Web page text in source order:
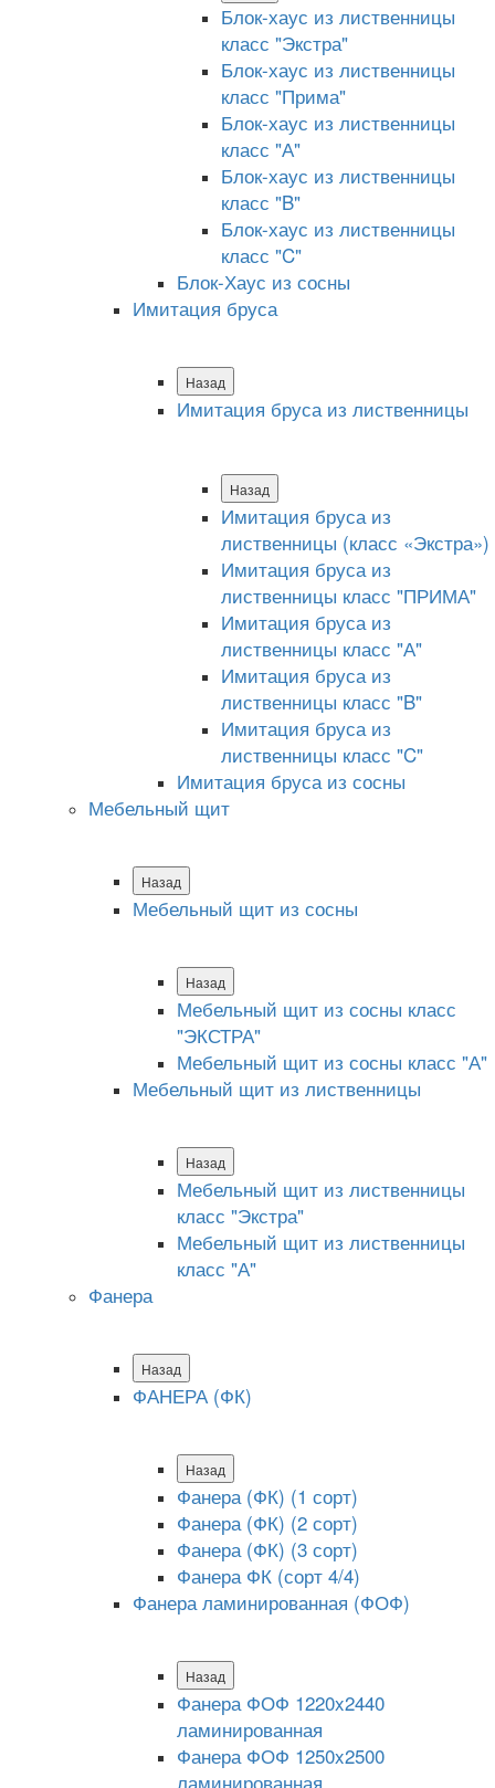
Блок-хаус из лиственницы
класс "Экстра"
Блок-хаус из лиственницы
класс "Прима"
Блок-хаус из лиственницы
класс "А"
Блок-хаус из лиственницы
класс "B"
Блок-хаус из лиственницы
класс "C"
Блок-Хаус из сосны
Имитация бруса
Назад
Имитация бруса из лиственницы
Назад
Имитация бруса из
лиственницы (класс «Экстра»)
Имитация бруса из
лиственницы класс "ПРИМА"
Имитация бруса из
лиственницы класс "А"
Имитация бруса из
лиственницы класс "B"
Имитация бруса из
лиственницы класс "C"
Имитация бруса из сосны
Мебельный щит
Назад
Мебельный щит из сосны
Назад
Мебельный щит из сосны класс
"ЭКСТРА"
Мебельный щит из сосны класс "А"
Мебельный щит из лиственницы
Назад
Мебельный щит из лиственницы
класс "Экстра"
Мебельный щит из лиственницы
класс "А"
Фанера
Назад
ФАНЕРА (ФК)
Назад
Фанера (ФК) (1 сорт)
Фанера (ФК) (2 сорт)
Фанера (ФК) (3 сорт)
Фанера ФК (сорт 4/4)
Фанера ламинированная (ФОФ)
Назад
Фанера ФОФ 1220x2440
ламинированная
Фанера ФОФ 1250x2500
ламинированная